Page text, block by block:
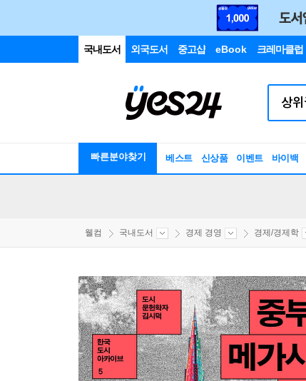
국내도서 외국도서 중고샵 eBook 크레마클럽
빠른분야찾기 베스트 신상품 이벤트 바이백
웰컴 국내도서 경제 경영 경제/경제학